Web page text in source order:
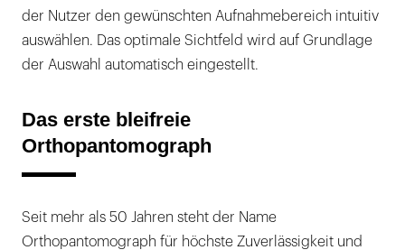
der Nutzer den gewünschten Aufnahmebereich intuitiv
auswählen. Das optimale Sichtfeld wird auf Grundlage
der Auswahl automatisch eingestellt.
Das erste bleifreie
Orthopantomograph
Seit mehr als 50 Jahren steht der Name
Orthopantomograph für höchste Zuverlässigkeit und